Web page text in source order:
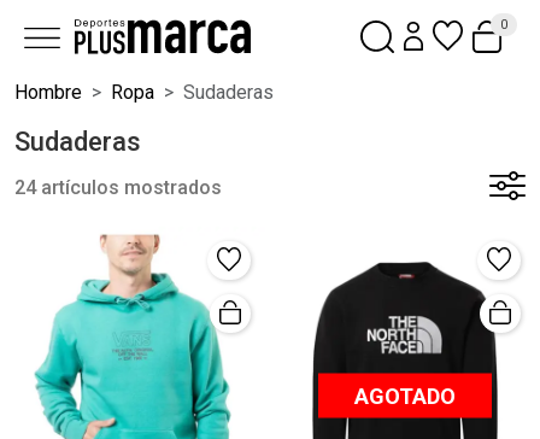
0
Hombre Ropa Sudaderas
Sudaderas
24 artículos mostrados
AGOTADO